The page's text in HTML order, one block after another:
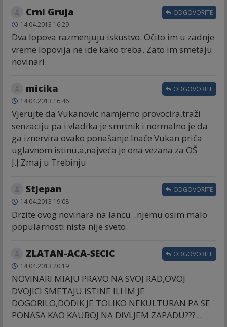
Crni Gruja
14.04.2013 16:29
Dva lopova razmenjuju iskustvo. Očito im u zadnje
vreme lopovija ne ide kako treba. Zato im smetaju
novinari.
ODGOVORITE
micika
14.04.2013 16:46
Vjerujte da Vukanovic namjerno provocira,traži
senzaciju pa i vladika je smrtnik i normalno je da
ga iznervira ovako ponašanje.Inače Vukan priča
uglavnom istinu,a,najveća je ona vezana za OŠ
J.J.Zmaj u Trebinju
ODGOVORITE
Stjepan
14.04.2013 19:08
Drzite ovog novinara na lancu...njemu osim malo
popularnosti nista nije sveto.
ODGOVORITE
ZLATAN-ACA-SECIC
14.04.2013 20:19
NOVINARI MIAJU PRAVO NA SVOJ RAD,OVOJ
DVOJICI SMETAJU ISTINE ILI IM JE
DOGORILO,DODIK JE TOLIKO NEKULTURAN PA SE
PONASA KAO KAUBOJ NA DIVLJEM ZAPADU???...
ODGOVORITE